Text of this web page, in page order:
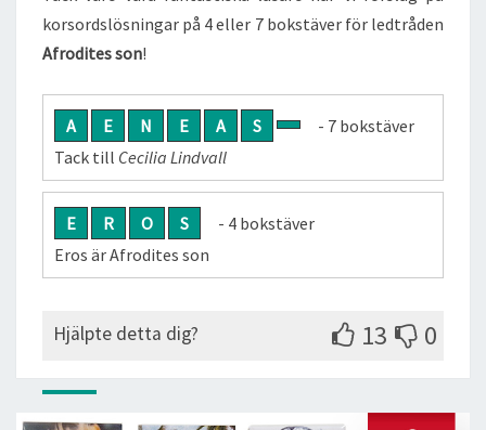
korsordslösningar på 4 eller 7 bokstäver för ledtråden
Afrodites son!
A E N E A S
- 7 bokstäver
Tack till Cecilia Lindvall
E R O S
- 4 bokstäver
Eros är Afrodites son
Hjälpte detta dig? 13 0